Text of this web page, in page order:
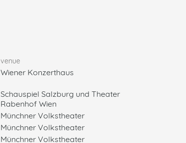
venue
Wiener Konzerthaus
Schauspiel Salzburg und Theater
Rabenhof Wien
Münchner Volkstheater
Münchner Volkstheater
Münchner Volkstheater